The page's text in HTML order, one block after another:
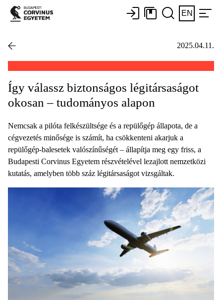
EN
2025.04.11.
Így válassz biztonságos légitársaságot
okosan – tudományos alapon
Nemcsak a pilóta felkészültsége és a repülőgép állapota, de a
cégvezetés minősége is számít, ha csökkenteni akarjuk a
repülőgép-balesetek valószínűségét – állapítja meg egy friss, a
Budapesti Corvinus Egyetem részvételével lezajlott nemzetközi
kutatás, amelyben több száz légitársaságot vizsgáltak.